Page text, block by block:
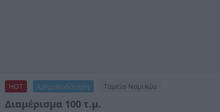
HOT Χρηματοδότηση Ταμείο Νομικών
Διαμέρισμα 100 τ.μ.